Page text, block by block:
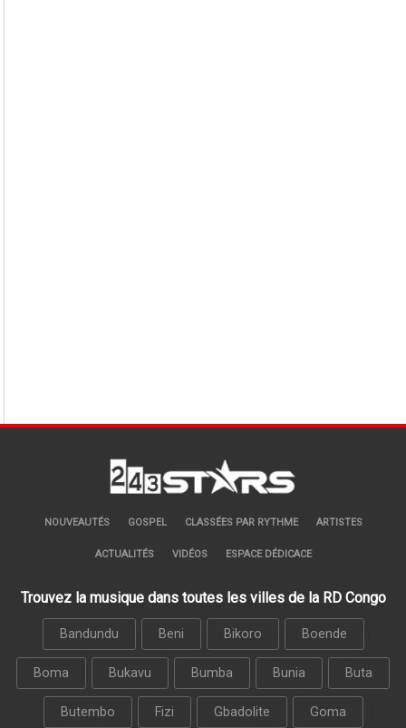
NOUVEAUTÉS GOSPEL CLASSÉES PAR RYTHME ARTISTES
ACTUALITÉS VIDÉOS ESPACE DÉDICACE
Trouvez la musique dans toutes les villes de la RD Congo
Bandundu Beni Bikoro Boende
Boma Bukavu Bumba Bunia Buta
Butembo Fizi Gbadolite Goma